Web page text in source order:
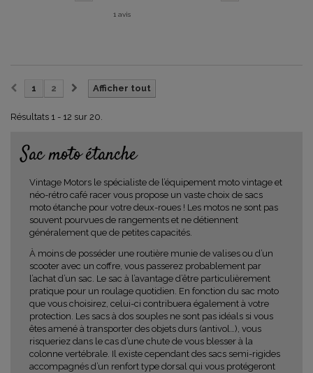
1 avis
Afficher tout
1 2
Résultats 1 - 12 sur 20.
Sac moto étanche
Vintage Motors le spécialiste de l’équipement moto vintage et
néo-rétro café racer vous propose un vaste choix de sacs
moto étanche pour votre deux-roues ! Les motos ne sont pas
souvent pourvues de rangements et ne détiennent
généralement que de petites capacités.
À moins de posséder une routière munie de valises ou d’un
scooter avec un coffre, vous passerez probablement par
l’achat d’un sac. Le sac à l’avantage d’être particulièrement
pratique pour un roulage quotidien. En fonction du sac moto
que vous choisirez, celui-ci contribuera également à votre
protection. Les sacs à dos souples ne sont pas idéals si vous
êtes amené à transporter des objets durs (antivol…), vous
risqueriez dans le cas d’une chute de vous blesser à la
colonne vertébrale. Il existe cependant des sacs semi-rigides
accompagnés d’un renfort type dorsal qui vous protégeront